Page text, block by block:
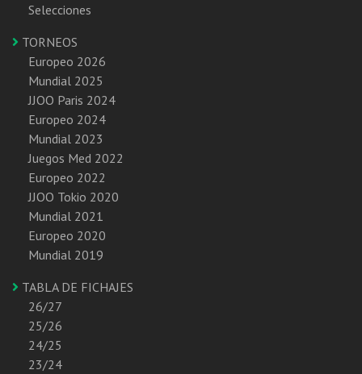
Selecciones
TORNEOS
Europeo 2026
Mundial 2025
JJOO Paris 2024
Europeo 2024
Mundial 2023
Juegos Med 2022
Europeo 2022
JJOO Tokio 2020
Mundial 2021
Europeo 2020
Mundial 2019
TABLA DE FICHAJES
26/27
25/26
24/25
23/24